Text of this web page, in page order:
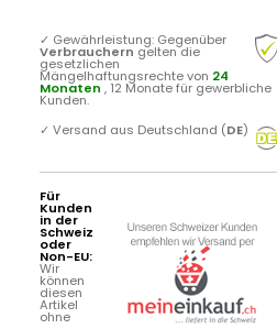
✓ Gewährleistung: Gegenüber
Verbrauchern gelten die
gesetzlichen
Mängelhaftungsrechte von 24
Monaten , 12 Monate für gewerbliche
Kunden.
✓ Versand aus Deutschland (DE)
Für
Kunden
in der
Schweiz
oder
Non-EU:
Wir
können
diesen
Artikel
ohne